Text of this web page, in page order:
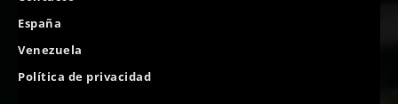
España
Venezuela
Política de privacidad